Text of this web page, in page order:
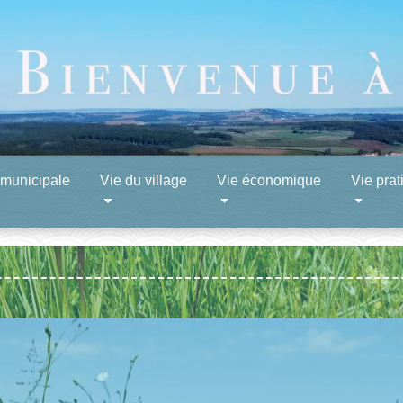
Vie du village Vie économique Vie